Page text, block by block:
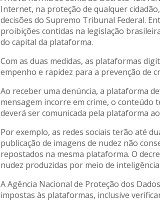
Internet, na proteção de qualquer
decisões do Supremo Tribunal Federal.
proibições contidas na legislação
do capital da plataforma.
Com as duas medidas, as plataformas
empenho e rapidez para a prevenção de
Ao receber uma denúncia, a plataforma
mensagem incorre em crime, o conteúdo
deverá ser comunicada pela plataforma
Por exemplo, as redes sociais terão até
publicação de imagens de nudez não
repostados na mesma plataforma. O
nudez produzidas por meio de
A Agência Nacional de Proteção dos
impostas às plataformas, inclusive